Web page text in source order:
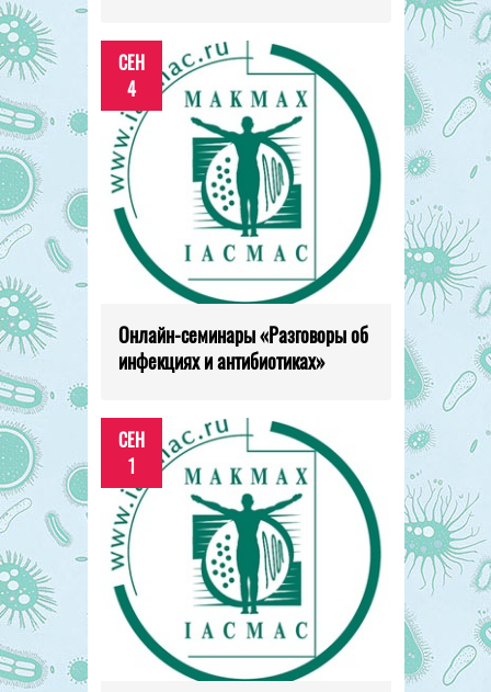
СЕН
4
Онлайн-семинары «Разговоры об
инфекциях и антибиотиках»
СЕН
1